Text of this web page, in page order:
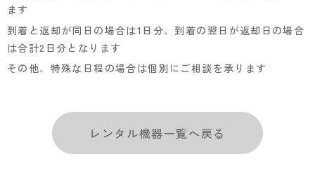
ます
到着と返却が同日の場合は1日分、到着の翌日が返却日の場合
は合計2日分となります
その他、特殊な日程の場合は個別にご相談を承ります
レンタル機器一覧へ戻る